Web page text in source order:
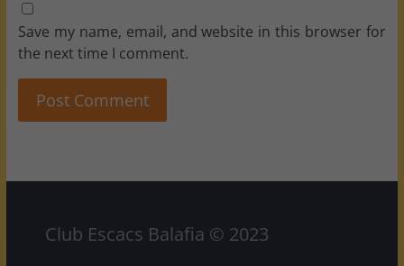
Save my name, email, and website in this browser for
the next time I comment.
Club Escacs Balafia © 2023